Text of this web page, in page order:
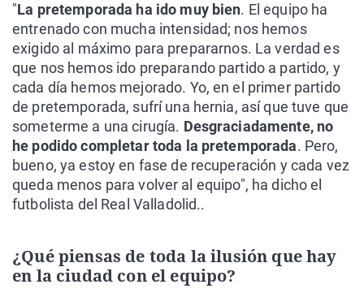
"La pretemporada ha ido muy bien. El equipo ha
entrenado con mucha intensidad; nos hemos
exigido al máximo para prepararnos. La verdad es
que nos hemos ido preparando partido a partido, y
cada día hemos mejorado. Yo, en el primer partido
de pretemporada, sufrí una hernia, así que tuve que
someterme a una cirugía. Desgraciadamente, no
he podido completar toda la pretemporada. Pero,
bueno, ya estoy en fase de recuperación y cada vez
queda menos para volver al equipo", ha dicho el
futbolista del Real Valladolid..
¿Qué piensas de toda la ilusión que hay
en la ciudad con el equipo?